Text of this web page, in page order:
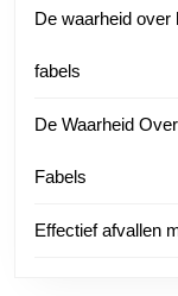
De waarheid over
fabels
De Waarheid
Fabels
Effectief afvallen